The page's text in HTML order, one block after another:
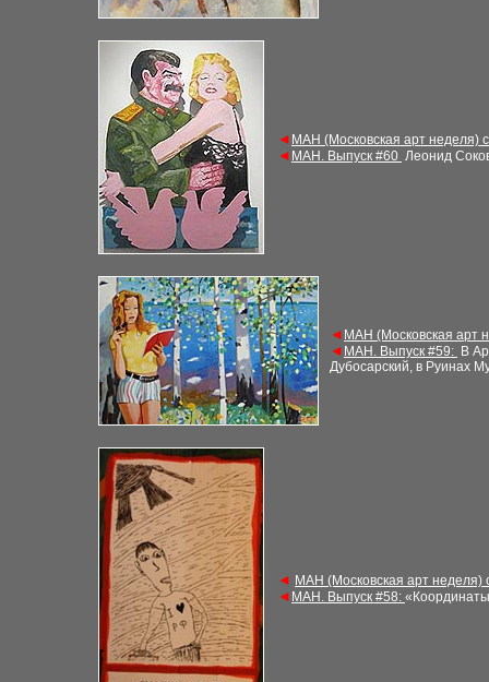
◄ МАН (Московская арт неделя)
◄ МАН. Выпуск #60 Леонид
◄ МАН (Московская арт
◄ МАН. Выпуск #59: В
Дубосарский, в Руинах
◄ МАН (Московская арт
◄ МАН. Выпуск #58: